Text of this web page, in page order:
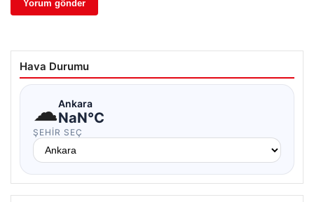
Hava Durumu
☁Ankara
NaN°C
ŞEHIR SEÇ